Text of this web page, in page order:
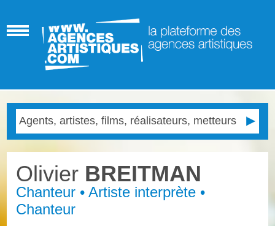
Olivier BREITMAN
Chanteur • Artiste interprète •
Chanteur